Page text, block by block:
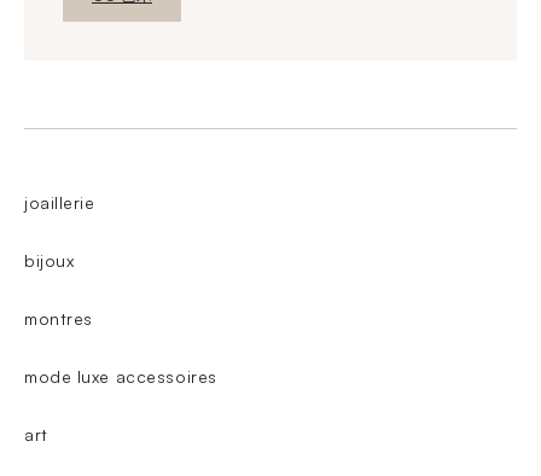
joaillerie
bijoux
montres
mode luxe accessoires
art